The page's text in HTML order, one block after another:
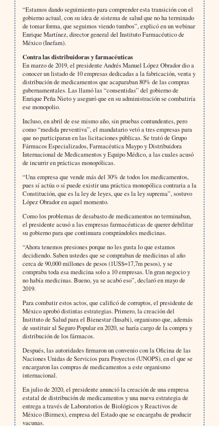
“Estamos dando seguimiento para comprender esta transición con el
gobierno actual, con su idea de sistema de salud que no ha terminado
de tomar forma, que seguimos viendo tumbos”, explicó en un webinar
Enrique Martínez, director general del Instituto Farmacéutico de
México (Inefam).
Contra las distribuidoras y farmacéuticas
En marzo de 2019, el presidente Andrés Manuel López Obrador dio a
conocer un listado de 10 empresas dedicadas a la fabricación, venta y
distribución de medicamentos que acaparaban 80% de las compras
gubernamentales. Las llamó las “consentidas” del gobierno de
Enrique Peña Nieto y aseguró que en su administración se combatiría
ese monopolio.
Incluso, en abril de ese mismo año, sin pruebas contundentes, pero
como “medida preventiva”, el mandatario vetó a tres empresas para
que no participaran en las licitaciones públicas. Se trató de Grupo
Fármacos Especializados, Farmacéutica Maypo y Distribuidora
Internacional de Medicamentos y Equipo Médico, a las cuales acusó
de incurrir en prácticas monopólicas.
“Una empresa que vende más del 30% de todos los medicamentos,
pues sí actúa o sí puede existir una práctica monopólica contraria a la
Constitución, que es la ley de leyes, que es la ley suprema”, sostuvo
López Obrador en aquel momento.
Como los problemas de desabasto de medicamentos no terminaban,
el presidente acusó a las empresas farmacéuticas de querer debilitar
su gobierno para que continuara comprándoles medicinas.
“Ahora tenemos presiones porque no les gusta lo que estamos
decidiendo. Saben ustedes que se compraban de medicinas al año
cerca de 90,000 millones de pesos (1US$=17,7m pesos), y se
compraba toda esa medicina solo a 10 empresas. Un gran negocio y
no había medicinas. Bueno, ya se acabó eso”, declaró en mayo de
2019.
Para combatir estos actos, que calificó de corruptos, el presidente de
México aprobó distintas estrategias. Primero, la creación del
Instituto de Salud para el Bienestar (Insabi), organismo que, además
de sustituir al Seguro Popular en 2020, se haría cargo de la compra y
distribución de los fármacos.
Después, las autoridades firmaron un convenio con la Oficina de las
Naciones Unidas de Servicios para Proyectos (UNOPS), en el que se
encargaron las compras de medicamentos a este organismo
internacional.
En julio de 2020, el presidente anunció la creación de una empresa
estatal de distribución de medicamentos y una nueva estrategia de
entrega a través de Laboratorios de Biológicos y Reactivos de
México (Birmex), empresa del Estado que se encargaba de producir
vacunas.